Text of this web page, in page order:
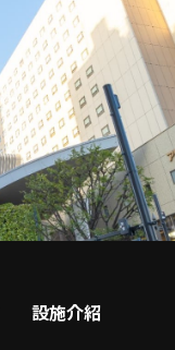
設施介紹